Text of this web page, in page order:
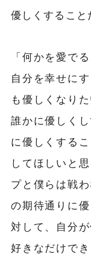
優しくすること
「何かを愛で
自分を幸せに
も優しくなり
誰かに優しく
に優しくする
してほしいと
プと僕らは戦
の期待通りに
対して、自分
好きなだけで